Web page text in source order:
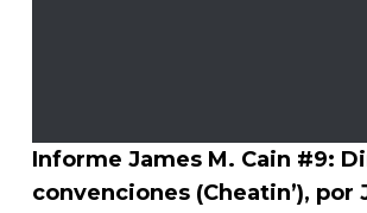
Informe James M. Cain #9:
convenciones (Cheatin’), por